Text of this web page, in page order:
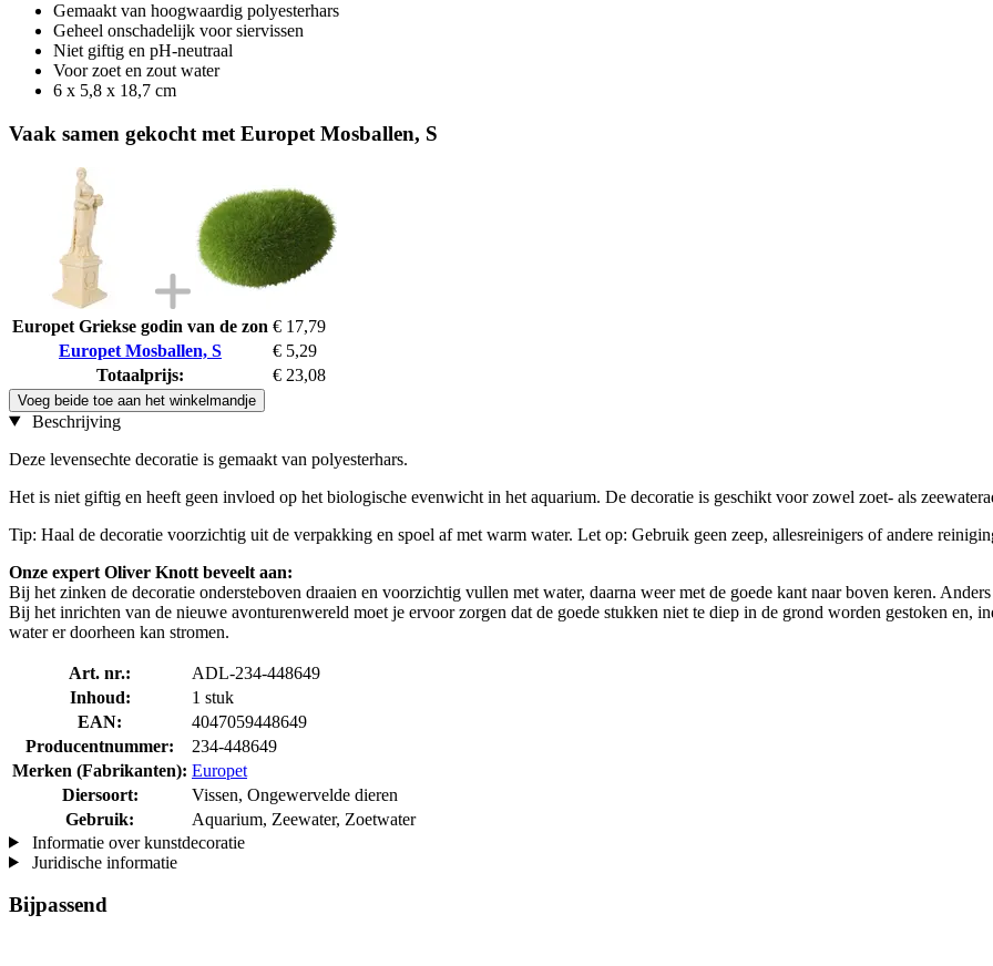
Gemaakt van hoogwaardig polyesterhars
Geheel onschadelijk voor siervissen
Niet giftig en pH-neutraal
Voor zoet en zout water
6 x 5,8 x 18,7 cm
Vaak samen gekocht met Europet Mosballen, S
Europet Griekse godin van de zon € 17,79
Europet Mosballen, S
€ 5,29
Totaalprijs:
€ 23,08
Voeg beide toe aan het winkelmandje
Beschrijving
Deze levensechte decoratie is gemaakt van polyesterhars.
Het is niet giftig en heeft geen invloed op het biologische evenwicht in het aquarium. De decoratie is geschikt voor zowel zoet- als
Tip: Haal de decoratie voorzichtig uit de verpakking en spoel af met warm water. Let op: Gebruik geen zeep, allesreinigers of andere
Onze expert Oliver Knott beveelt aan:
Bij het zinken de decoratie ondersteboven draaien en voorzichtig vullen met water, daarna weer met de goede kant naar boven keren.
Bij het inrichten van de nieuwe avonturenwereld moet je ervoor zorgen dat de goede stukken niet te diep in de grond worden gestoken en,
water er doorheen kan stromen.
Art. nr.:
ADL-234-448649
Inhoud:
1 stuk
EAN:
4047059448649
Producentnummer:
234-448649
Merken (Fabrikanten): Europet
Diersoort:
Vissen, Ongewervelde dieren
Gebruik:
Aquarium, Zeewater, Zoetwater
Informatie over kunstdecoratie
Juridische informatie
Bijpassend